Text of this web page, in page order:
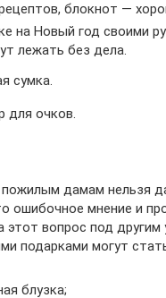
блокнот —
на Новый год своими
лежать без дела.
сумка.
для очков.
дамам нельзя
ошибочное мнение и
этот вопрос под другим
подарками могут
блузка;